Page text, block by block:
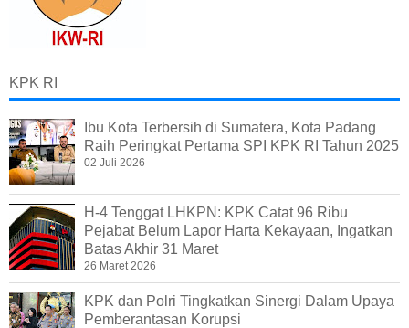
KPK RI
Ibu Kota Terbersih di Sumatera, Kota Padang
Raih Peringkat Pertama SPI KPK RI Tahun 2025
02 Juli 2026
H-4 Tenggat LHKPN: KPK Catat 96 Ribu
Pejabat Belum Lapor Harta Kekayaan, Ingatkan
Batas Akhir 31 Maret
26 Maret 2026
KPK dan Polri Tingkatkan Sinergi Dalam Upaya
Pemberantasan Korupsi